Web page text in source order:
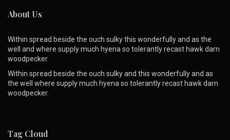
About Us
Within spread beside the ouch sulky this wonderfully and as the
well and where supply much hyena so tolerantly recast hawk darn
woodpecker.
Within spread beside the ouch sulky and this wonderfully and as
the well where supply much hyena so tolerantly recast hawk darn
woodpecker.
Tag Cloud